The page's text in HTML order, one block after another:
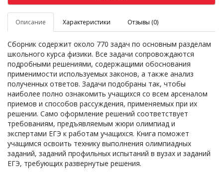
Описание Характеристики Отзывы (0)
Сборник содержит около 770 задач по основным разделам
школьного курса физики. Все задачи сопровождаются
подробными решениями, содержащими обоснования
применимости используемых законов, а также анализ
полученных ответов. Задачи подобраны так, чтобы
наиболее полно ознакомить учащихся со всем арсеналом
приемов и способов рассуждения, применяемых при их
решении. Само оформление решений соответствует
требованиям, предъявляемым жюри олимпиад и
экспертами ЕГЭ к работам учащихся. Книга поможет
учащимся освоить технику выполнения олимпиадных
заданий, заданий профильных испытаний в вузах и заданий
ЕГЭ, требующих развернутые решения.